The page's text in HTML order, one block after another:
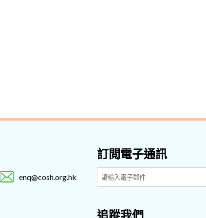
enq@cosh.org.hk
訂閲電子通訊
追蹤我們